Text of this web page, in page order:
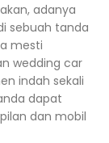
adanya
sebuah tanda
mesti
wedding car
indah sekali
dapat
dan mobil